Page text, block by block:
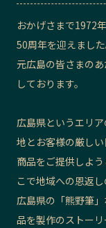
おかげさまで1972
50周年を迎えまし
元広島の皆さまの
しております。
広島県というエリ
地とお客様の厳しい
商品をご提供しよ
こで地域への恩返
広島県の「熊野筆
品を製作のストー